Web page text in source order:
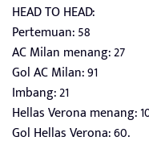
HEAD TO HEAD:
Pertemuan: 58
AC Milan menang: 27
Gol AC Milan: 91
Imbang: 21
Hellas Verona menang:
Gol Hellas Verona: 60.